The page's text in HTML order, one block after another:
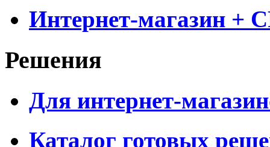
Интернет-магазин +
Решения
Для интернет-
Каталог готовых